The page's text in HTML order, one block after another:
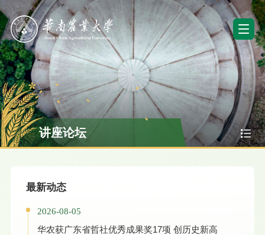
讲座论坛
最新动态
2026-08-05
华农获广东省哲社优秀成果奖17项 创历史新高